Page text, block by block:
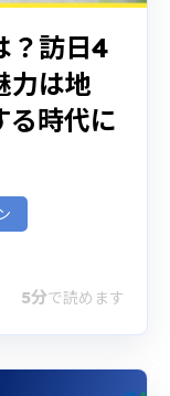
？訪日4
力は地
る時代に
5分で読めます